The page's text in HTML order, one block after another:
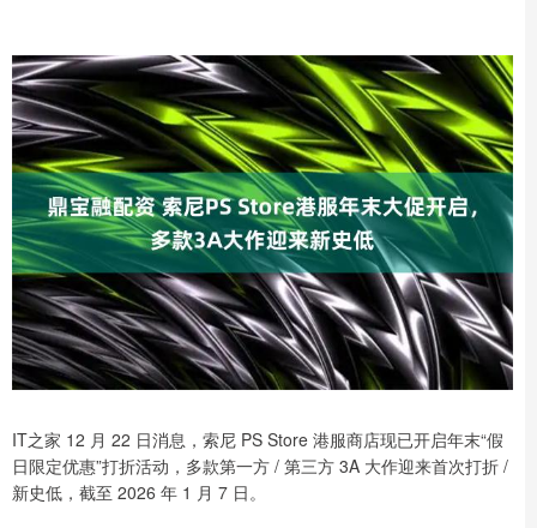
IT之家 12 月 22 日消息，索尼 PS Store 港服商店现已开启年末“假
日限定优惠”打折活动，多款第一方 / 第三方 3A 大作迎来首次打折 /
新史低，截至 2026 年 1 月 7 日。